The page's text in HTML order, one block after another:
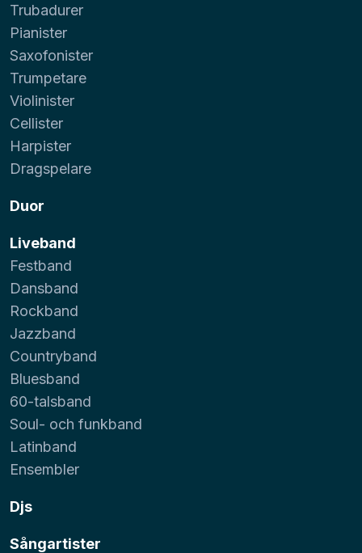
Trubadurer
Pianister
Saxofonister
Trumpetare
Violinister
Cellister
Harpister
Dragspelare
Duor
Liveband
Festband
Dansband
Rockband
Jazzband
Countryband
Bluesband
60-talsband
Soul- och funkband
Latinband
Ensembler
Djs
Sångartister